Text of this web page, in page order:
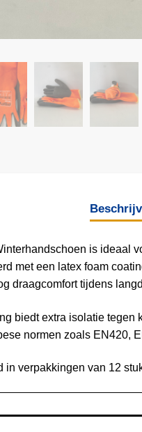
is
met een latex foam
draagcomfort tijdens
biedt extra isolatie
normen zoals EN420,
in verpakkingen van 12